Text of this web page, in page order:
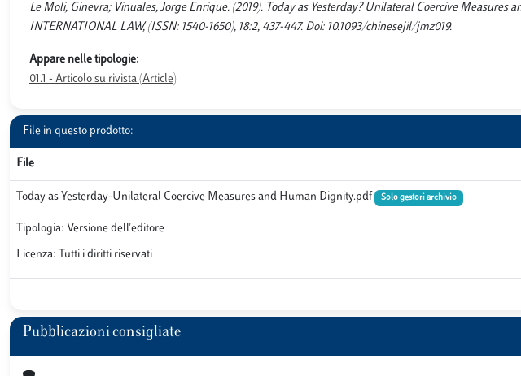
Le Moli, Ginevra; Vinuales, Jorge Enrique. (2019). Today as Yesterday? Unilateral Coercive Measures
INTERNATIONAL LAW, (ISSN: 1540-1650), 18:2, 437-447. Doi: 10.1093/chinesejil/jmz019.
Appare nelle tipologie:
01.1 - Articolo su rivista (Article)
File in questo prodotto:
File
Today as Yesterday-Unilateral Coercive Measures and Human Dignity.pdf Solo gestori archivio
Tipologia: Versione dell'editore
Licenza: Tutti i diritti riservati
Pubblicazioni consigliate